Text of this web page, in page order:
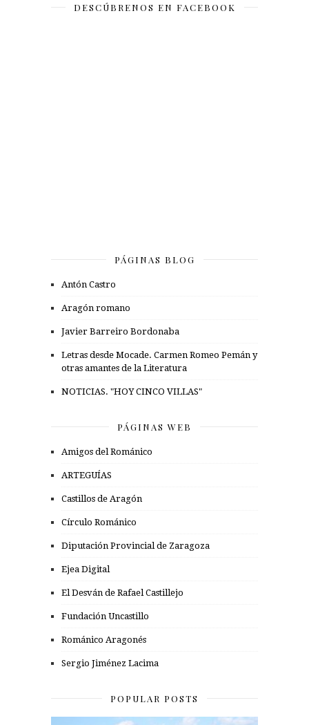
DESCÚBRENOS EN FACEBOOK
PÁGINAS BLOG
Antón Castro
Aragón romano
Javier Barreiro Bordonaba
Letras desde Mocade. Carmen Romeo Pemán y
otras amantes de la Literatura
NOTICIAS. "HOY CINCO VILLAS"
PÁGINAS WEB
Amigos del Románico
ARTEGUÍAS
Castillos de Aragón
Círculo Románico
Diputación Provincial de Zaragoza
Ejea Digital
El Desván de Rafael Castillejo
Fundación Uncastillo
Románico Aragonés
Sergio Jiménez Lacima
POPULAR POSTS